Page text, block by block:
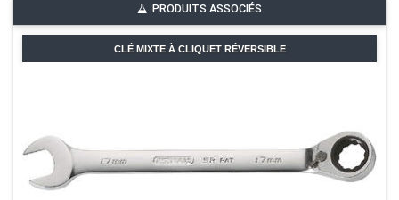
PRODUITS ASSOCIÉS
CLÉ MIXTE À CLIQUET RÉVERSIBLE